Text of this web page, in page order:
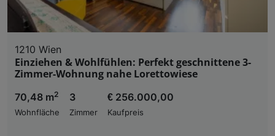
1210 Wien
Einziehen & Wohlfühlen: Perfekt geschnittene 3-
Zimmer-Wohnung nahe Lorettowiese
70,48 m2
Wohnfläche
3
Zimmer
€ 256.000,00
Kaufpreis